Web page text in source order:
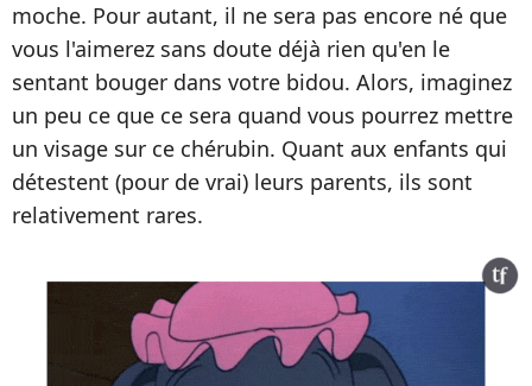
moche. Pour autant, il ne sera pas encore né que
vous l'aimerez sans doute déjà rien qu'en le
sentant bouger dans votre bidou. Alors, imaginez
un peu ce que ce sera quand vous pourrez mettre
un visage sur ce chérubin. Quant aux enfants qui
détestent (pour de vrai) leurs parents, ils sont
relativement rares.